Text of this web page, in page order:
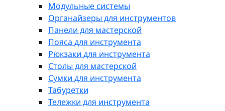
Модульные системы
Органайзеры для инструментов
Панели для мастерской
Пояса для инструмента
Рюкзаки для инструмента
Столы для мастерской
Сумки для инструмента
Табуретки
Тележки для инструмента